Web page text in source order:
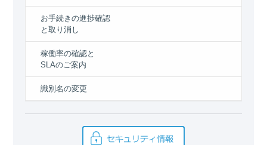
お手続きの進捗確認
と取り消し
稼働率の確認と
SLAのご案内
識別名の変更